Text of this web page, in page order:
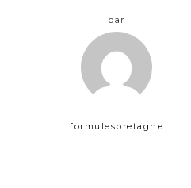
par
formulesbretagne